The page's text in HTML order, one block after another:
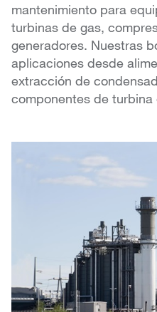
mantenimiento para
turbinas de gas,
generadores. Nuestras
aplicaciones desde
extracción de
componentes de turbina